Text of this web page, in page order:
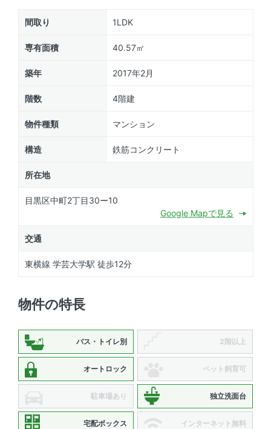
間取り 1LDK
専有面積 40.57㎡
築年 2017年2月
階数 4階建
物件種類 マンション
構造 鉄筋コンクリート
所在地
目黒区中町2丁目30ー10
Google Mapで見る
交通
東横線 学芸大学駅 徒歩12分
物件の特長
バス・トイレ別 2階以上
オートロック ペット飼育可
駐車場あり 独立洗面台
宅配ボックス インターネット無料